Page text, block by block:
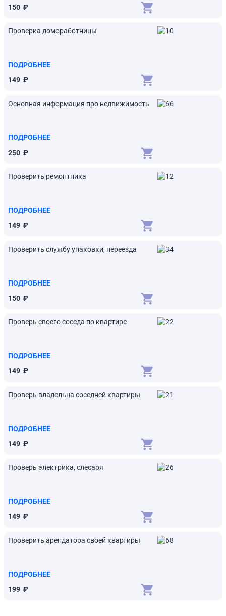
150 ₽
Проверка домоработницы
ПОДРОБНЕЕ
149 ₽
Основная информация про недвижимость
ПОДРОБНЕЕ
250 ₽
Проверить ремонтника
ПОДРОБНЕЕ
149 ₽
Проверить службу упаковки, переезда
ПОДРОБНЕЕ
150 ₽
Проверь своего соседа по квартире
ПОДРОБНЕЕ
149 ₽
Проверь владельца соседней квартиры
ПОДРОБНЕЕ
149 ₽
Проверь электрика, слесаря
ПОДРОБНЕЕ
149 ₽
Проверить арендатора своей квартиры
ПОДРОБНЕЕ
199 ₽